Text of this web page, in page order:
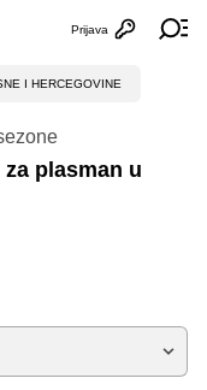
Otvori
Prijava
I HERCEGOVINE
plasman u